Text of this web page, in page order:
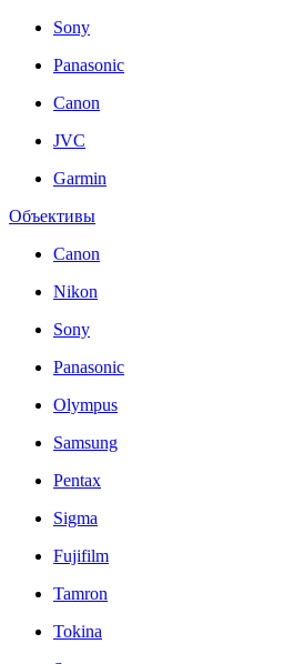
Sony
Panasonic
Canon
JVC
Garmin
Объективы
Canon
Nikon
Sony
Panasonic
Olympus
Samsung
Pentax
Sigma
Fujifilm
Tamron
Tokina